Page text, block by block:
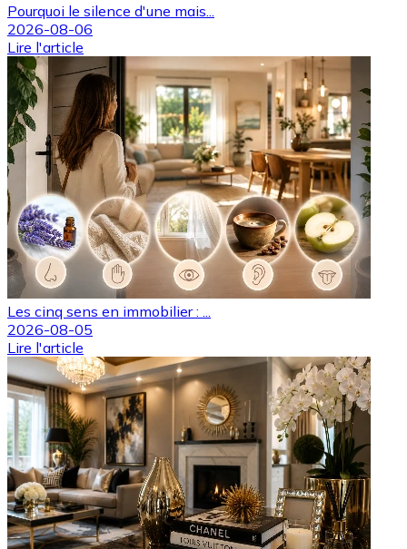
Pourquoi le silence d'une mais...
2026-08-06
Lire l'article
Les cinq sens en immobilier : ...
2026-08-05
Lire l'article